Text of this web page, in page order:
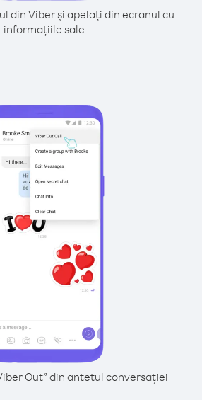
din Viber și apelați din ecranul cu
informațiile sale
Out” din antetul conversației